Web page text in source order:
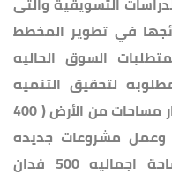
في تطوير المخطط
السوق الحاليه
لتحقيق التنميه
المتكامله في المدينة ، وتم اختيار مساحات من الأرض ( 400
وعمل مشروعات جديده
عليها وتم اختيار قطعتين بمساحة اجماليه 500 فدان